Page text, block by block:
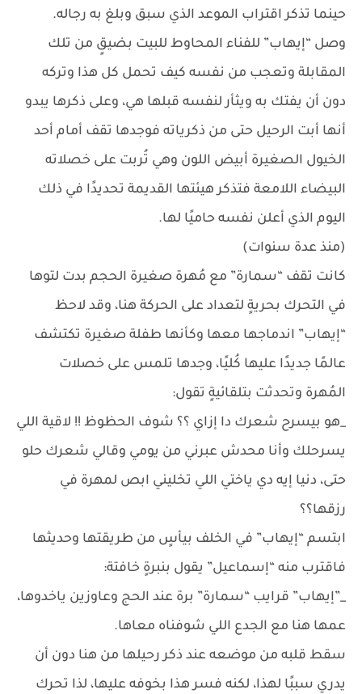
حينما تذكر اقتراب الموعد الذي سبق وبلغ به رجاله.
وصل “إيهاب” للفناء المحاوط للبيت بضيقٍ من تلك
المقابلة وتعجب من نفسه كيف تحمل كل هذا وتركه
دون أن يفتك به ويثأر لنفسه قبلها هي، وعلى ذكرها يبدو
أنها أبت الرحيل حتى من ذكرياته فوجدها تقف أمام أحد
الخيول الصغيرة أبيض اللون وهي تُربت على خصلاته
البيضاء اللامعة فتذكر هيئتها القديمة تحديدًا في ذلك
اليوم الذي أعلن نفسه حاميًا لها.
(منذ عدة سنوات)
كانت تقف “سمارة” مع مُهرة صغيرة الحجم بدت لتوها
في التحرك بحريةٍ لتعداد على الحركة هنا، وقد لاحظ
“إيهاب” اندماجها معها وكأنها طفلة صغيرة تكتشف
عالمًا جديدًا عليها كُليًا، وجدها تلمس على خصلات
المُهرة وتحدثت بتلقائيةٍ تقول:
_هو بيسرح شعرك دا إزاي ؟؟ شوف الحظوظ !! لاقية اللي
يسرحلك وأنا محدش عبرني من يومي وقالي شعرك حلو
حتى، دنيا إيه دي ياختي اللي تخليني ابص لمهرة في
رزقها؟؟
ابتسم “إيهاب” في الخلف بيأسٍ من طريقتها وحديثها
فاقترب منه “إسماعيل” يقول بنبرةٍ خافتة:
_”إيهاب” قرايب “سمارة” برة عند الحج وعاوزين ياخدوها،
عمها هنا مع الجدع اللي شوفناه معاها.
سقط قلبه من موضعه عند ذكر رحيلها من هنا دون أن
يدري سببًا لهذا، لكنه فسر هذا بخوفه عليها، لذا تحرك